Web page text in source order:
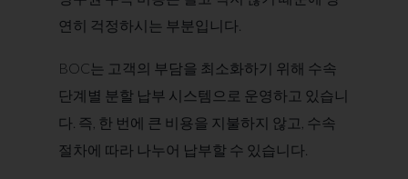
연히 걱정하시는 부분입니다.
BOC는 고객의 부담을 최소화하기 위해 수속
단계별 분할 납부 시스템으로 운영하고 있습니
다. 즉, 한 번에 큰 비용을 지불하지 않고, 수속
절차에 따라 나누어 납부할 수 있습니다.